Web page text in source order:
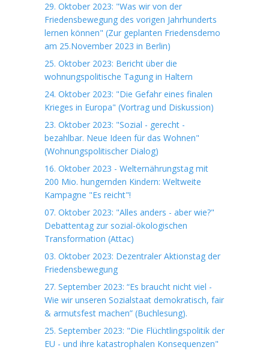
29. Oktober 2023: "Was wir von der
Friedensbewegung des vorigen Jahrhunderts
lernen können" (Zur geplanten Friedensdemo
am 25.November 2023 in Berlin)
25. Oktober 2023: Bericht über die
wohnungspolitische Tagung in Haltern
24. Oktober 2023: "Die Gefahr eines finalen
Krieges in Europa" (Vortrag und Diskussion)
23. Oktober 2023: "Sozial - gerecht -
bezahlbar. Neue Ideen für das Wohnen"
(Wohnungspolitischer Dialog)
16. Oktober 2023 - Welternährungstag mit
200 Mio. hungernden Kindern: Weltweite
Kampagne "Es reicht"!
07. Oktober 2023: "Alles anders - aber wie?"
Debattentag zur sozial-ökologischen
Transformation (Attac)
03. Oktober 2023: Dezentraler Aktionstag der
Friedensbewegung
27. September 2023: “Es braucht nicht viel -
Wie wir unseren Sozialstaat demokratisch, fair
& armutsfest machen” (Buchlesung).
25. September 2023: "Die Flüchtlingspolitik der
EU - und ihre katastrophalen Konsequenzen"